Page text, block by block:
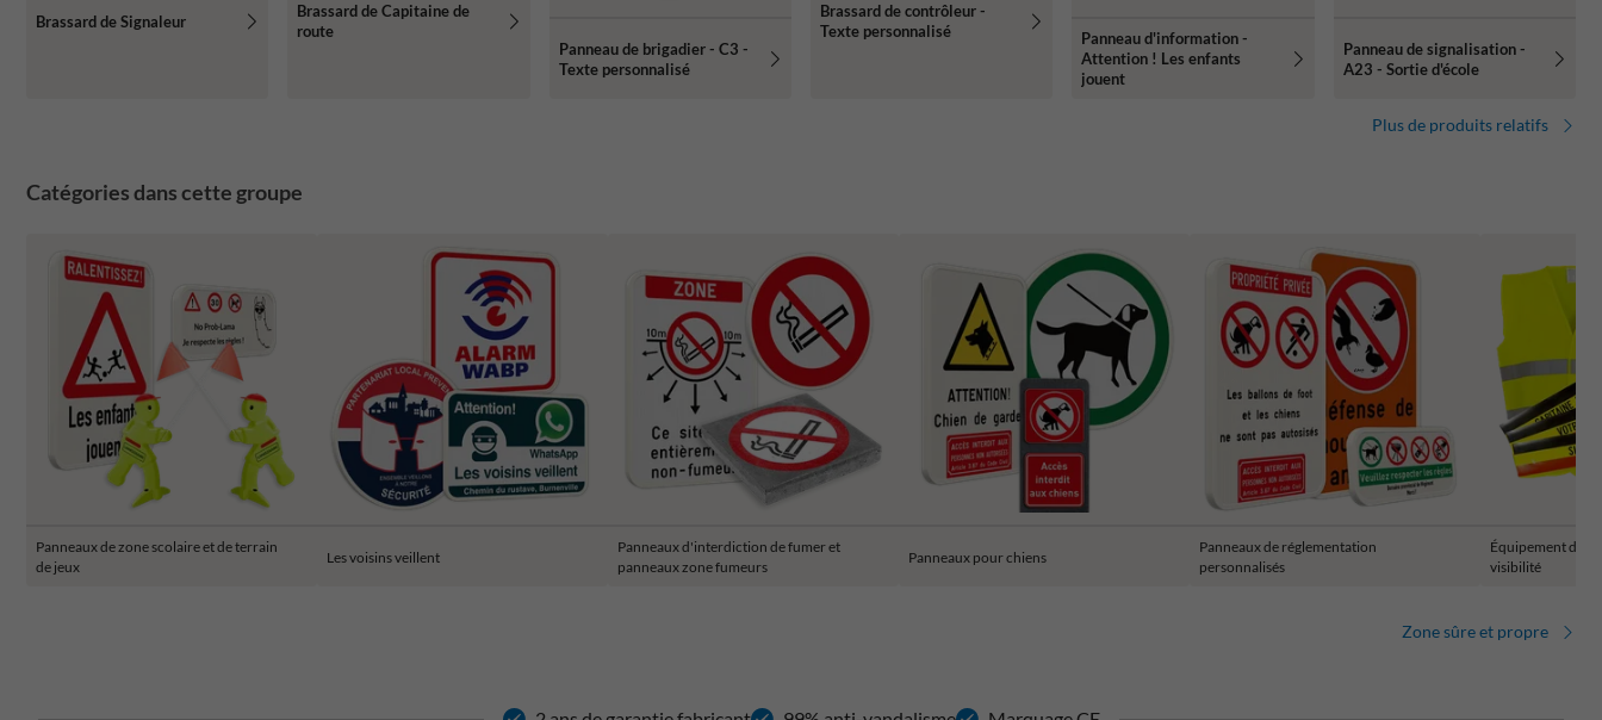
Brassard de Signaleur
Brassard de Capitaine de
route
Panneau de brigadier - C3 -
Texte personnalisé
Brassard de contrôleur -
Texte personnalisé
Panneau d'information -
Attention ! Les enfants
jouent
Panneau de signalisation -
A23 - Sortie d'école
Plus de produits relatifs
Catégories dans cette groupe
Panneaux de zone scolaire et de terrain
de jeux
Les voisins veillent
Panneaux d'interdiction de fumer et
panneaux zone fumeurs
Panneaux pour chiens
Panneaux de réglementation
personnalisés
Équipement de
visibilité
Zone sûre et propre